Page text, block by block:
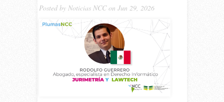
Posted by Noticias NCCon Jun 29, 2026